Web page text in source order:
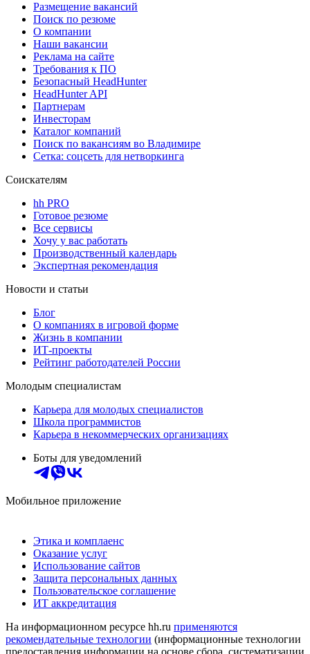
Размещение вакансий
Поиск по резюме
О компании
Наши вакансии
Реклама на сайте
Требования к ПО
Безопасный HeadHunter
HeadHunter API
Партнерам
Инвесторам
Каталог компаний
Поиск по вакансиям во Владимире
Сетка: соцсеть для нетворкинга
Соискателям
hh PRO
Готовое резюме
Все сервисы
Хочу у вас работать
Производственный календарь
Экспертная рекомендация
Новости и статьи
Блог
О компаниях в игровой форме
Жизнь в компании
ИТ-проекты
Рейтинг работодателей России
Молодым специалистам
Карьера для молодых специалистов
Школа программистов
Карьера в некоммерческих организациях
Боты для уведомлений
Мобильное приложение
Этика и комплаенс
Оказание услуг
Использование сайтов
Защита персональных данных
Пользовательское соглашение
ИТ аккредитация
На информационном ресурсе hh.ru применяются
рекомендательные технологии (информационные технологии